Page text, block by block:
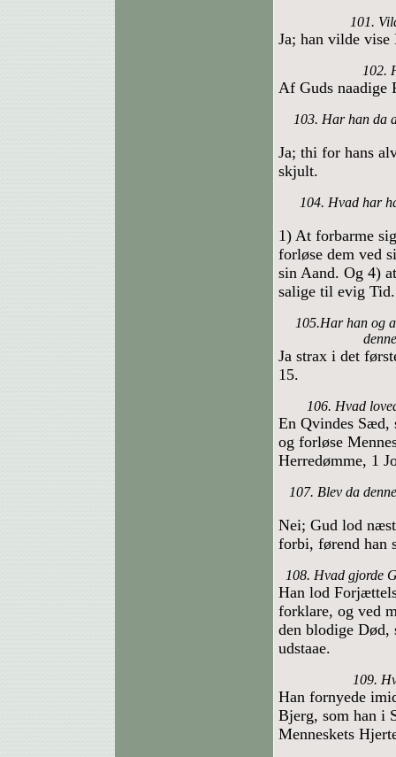
101.
Ja; han vilde vise
102.
Af Guds naadige
103. Har han da
Ja; thi for hans
skjult.
104. Hvad har
1) At forbarme
forløse dem ved
sin Aand. Og 4)
salige til evig Tid.
105.Har han og
Ja strax i det
15.
106. Hvad
En Qvindes Sæd,
og forløse
Herredømme, 1
107. Blev da
Nei; Gud lod
forbi, førend han
108. Hvad gjorde
Han lod
forklare, og ved
den blodige Død,
udstaae.
109.
Han fornyede
Bjerg, som han i
Menneskets